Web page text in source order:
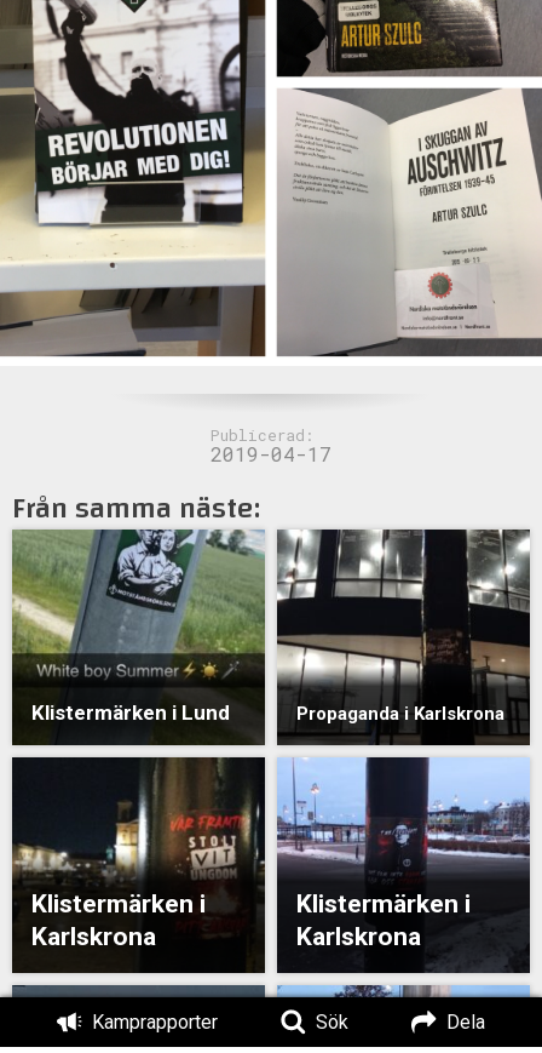
Kamprapporter Sök Dela
Publicerad:
2019-04-17
Från samma näste:
Klistermärken i Lund Propaganda i Karlskrona
Klistermärken i
Karlskrona
Klistermärken i
Karlskrona